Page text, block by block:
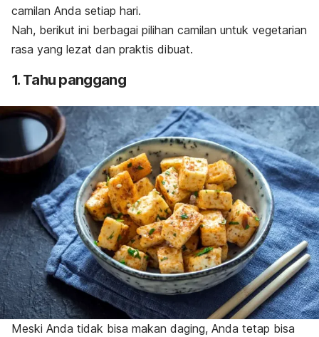
camilan Anda setiap hari.
Nah, berikut ini berbagai pilihan camilan untuk vegetarian
rasa yang lezat dan praktis dibuat.
1. Tahu panggang
Meski Anda tidak bisa makan daging, Anda tetap bisa